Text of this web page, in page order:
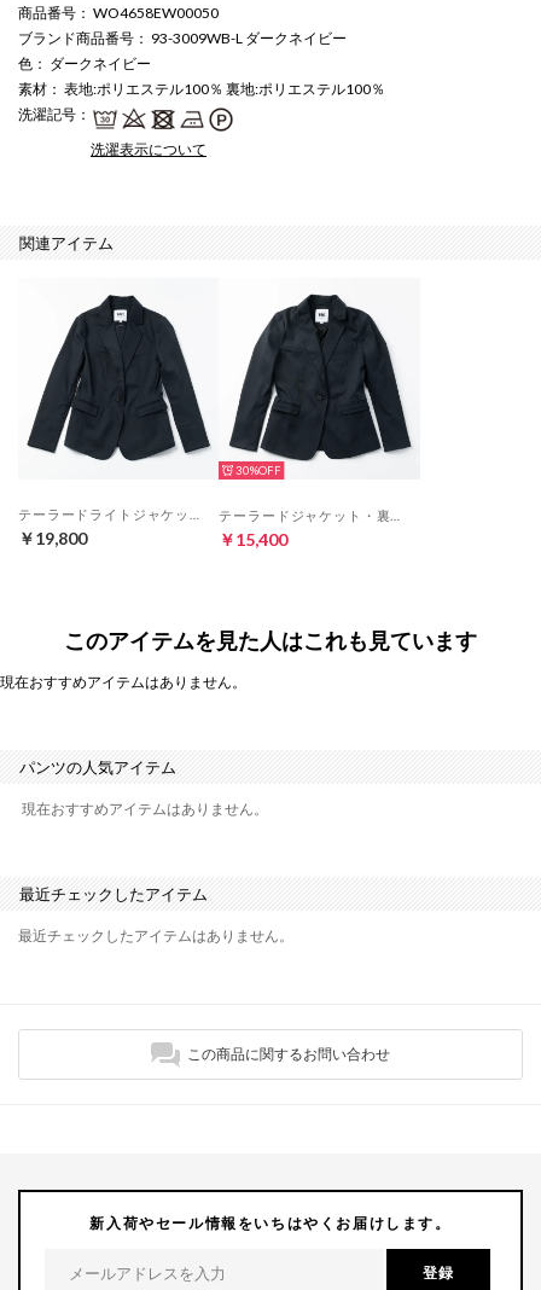
商品番号 ： WO4658EW00050
ブランド商品番号 ： 93-3009WB-L ダークネイビー
色 ： ダークネイビー
素材 ： 表地:ポリエステル100％ 裏地:ポリエステル100％
洗濯記号 ：
洗濯表示について
関連アイテム
￥19,800
30%
￥15,400
このアイテムを見た人はこれも見ています
現在おすすめアイテムはありません。
パンツの人気アイテム
現在おすすめアイテムはありません。
最近チェックしたアイテム
最近チェックしたアイテムはありません。
この商品に関するお問い合わせ
新入荷やセール情報をいちはやくお届けします。
登録